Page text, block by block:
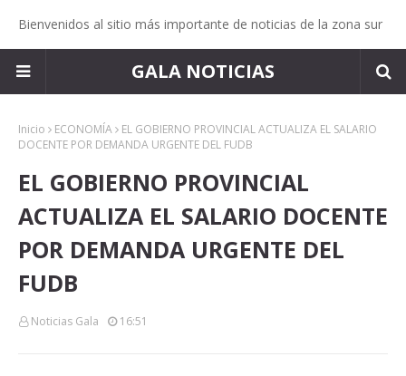
Bienvenidos al sitio más importante de noticias de la zona sur
GALA NOTICIAS
Inicio ECONOMÍA
EL GOBIERNO PROVINCIAL ACTUALIZA EL SALARIO
DOCENTE POR DEMANDA URGENTE DEL FUDB
EL GOBIERNO PROVINCIAL
ACTUALIZA EL SALARIO DOCENTE
POR DEMANDA URGENTE DEL
FUDB
Noticias Gala 16:51